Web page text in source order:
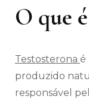
O que
Testosterona é
produzido
responsável